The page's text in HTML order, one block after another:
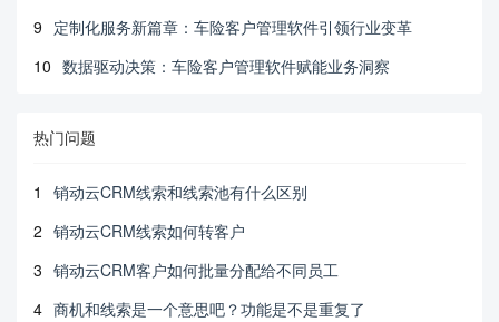
9 定制化服务新篇章：车险客户管理软件引领行业变革
10 数据驱动决策：车险客户管理软件赋能业务洞察
热门问题
1
销动云CRM线索和线索池有什么区别
2 销动云CRM线索如何转客户
3 销动云CRM客户如何批量分配给不同员工
4 商机和线索是一个意思吧？功能是不是重复了